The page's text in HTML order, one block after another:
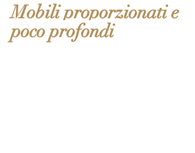
Mobili proporzionati e
poco profondi